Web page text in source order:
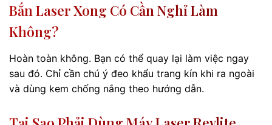
Bắn Laser Xong Có Cần Nghỉ Làm
Không?
Hoàn toàn không. Bạn có thể quay lại làm việc ngay
sau đó. Chỉ cần chú ý đeo khẩu trang kín khi ra ngoài
và dùng kem chống nắng theo hướng dẫn.